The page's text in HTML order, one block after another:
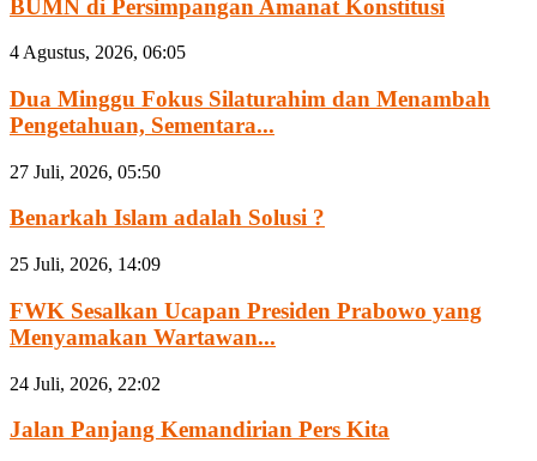
BUMN di Persimpangan Amanat Konstitusi
4 Agustus, 2026, 06:05
Dua Minggu Fokus Silaturahim dan Menambah
Pengetahuan, Sementara...
27 Juli, 2026, 05:50
Benarkah Islam adalah Solusi ?
25 Juli, 2026, 14:09
FWK Sesalkan Ucapan Presiden Prabowo yang
Menyamakan Wartawan...
24 Juli, 2026, 22:02
Jalan Panjang Kemandirian Pers Kita